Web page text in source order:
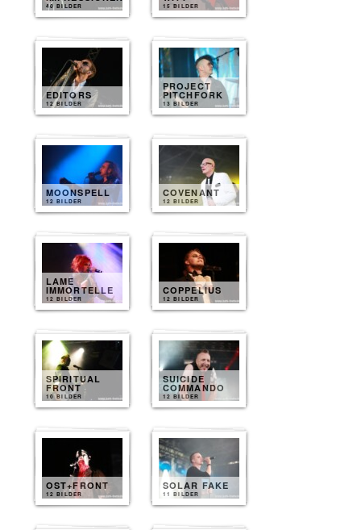
40 BILDER 15 BILDER
EDITORS
12 BILDER
PROJECT
PITCHFORK
13 BILDER
MOONSPELL
12 BILDER
COVENANT
12 BILDER
LAME
IMMORTELLE
12 BILDER
COPPELIUS
12 BILDER
SPIRITUAL
FRONT
10 BILDER
SUICIDE
COMMANDO
12 BILDER
OST+FRONT
12 BILDER
SOLAR FAKE
11 BILDER